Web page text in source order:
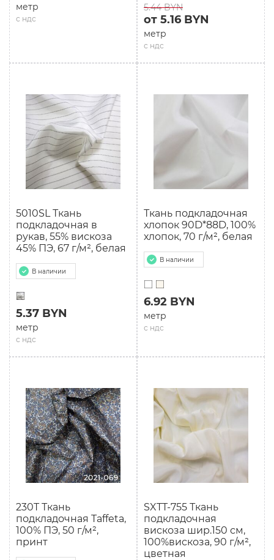
с ндс
метр 5.44 BYN
с ндс
от 5.16 BYN
метр
5010SL Ткань
подкладочная в
рукав, 55% вискоза
45% ПЭ, 67 г/м², белая
В наличии
с ндс
5.37 BYN
метр
Ткань подкладочная
хлопок 90D*88D, 100%
хлопок, 70 г/м², белая
В наличии
с ндс
6.92 BYN
метр
230T Ткань
подкладочная Taffeta,
100% ПЭ, 50 г/м²,
принт
SXTT-755 Ткань
подкладочная
вискоза шир.150 см,
100%вискоза, 90 г/м²,
цветная